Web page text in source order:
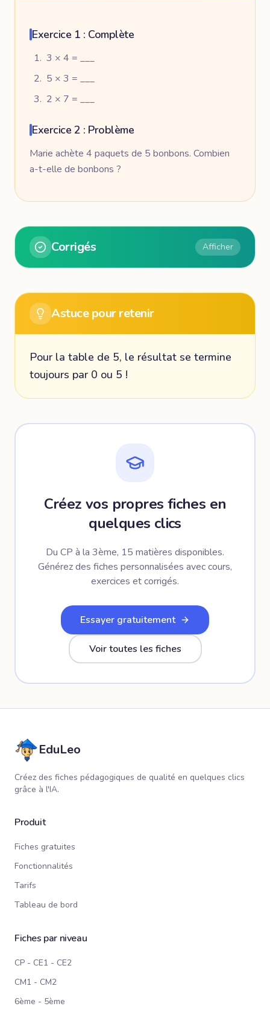
Exercice 1 : Complète
3 × 4 = ___
5 × 3 = ___
2 × 7 = ___
Exercice 2 : Problème
Marie achète 4 paquets de 5 bonbons. Combien
a-t-elle de bonbons ?
Corrigés Afficher
Astuce pour retenir
Pour la table de 5, le résultat se termine
toujours par 0 ou 5 !
Créez vos propres fiches en
quelques clics
Du CP à la 3ème, 15 matières disponibles.
Générez des fiches personnalisées avec cours,
exercices et corrigés.
Essayer gratuitement
Voir toutes les fiches
EduLeo
Créez des fiches pédagogiques de qualité en quelques clics
grâce à l'IA.
Produit
Fiches gratuites
Fonctionnalités
Tarifs
Tableau de bord
Fiches par niveau
CP - CE1 - CE2
CM1 - CM2
6ème - 5ème